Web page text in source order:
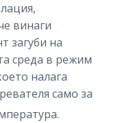
винаги
загуби на
среда в режим
налага
само за